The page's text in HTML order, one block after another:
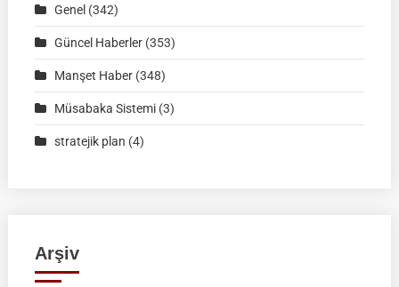
Formu
Genel (342)
Güncel Haberler(353)
Manşet Haber(348)
Müsabaka Sistemi(3)
stratejik plan (4)
Arşiv